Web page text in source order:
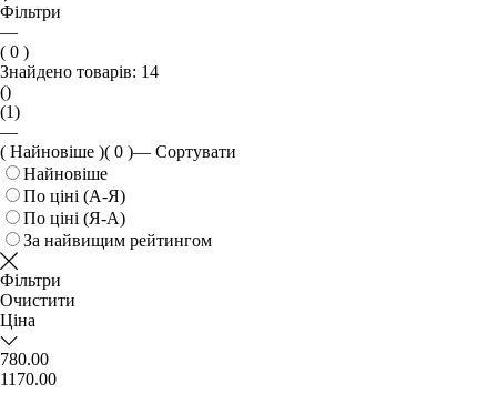
Фільтри
—
( 0 )
Знайдено товарів: 14
()
(1)
—
( Найновіше )( 0 )— Сортувати
Найновіше
По ціні (А-Я)
По ціні (Я-А)
За найвищим рейтингом
Фільтри
Очистити
Ціна
780.00
1170.00